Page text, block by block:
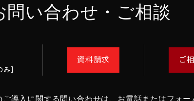
問い合わせ・ご相談
］
資料請求 ご
導入に関する問い合わせは、 お電話またはフォー